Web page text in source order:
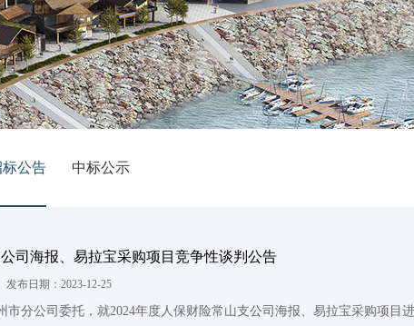
标公告 中标公示
司海报、易拉宝采购项目竞争性谈判公告
发布日期：2023-12-25
分公司委托，就2024年度人保财险常山支公司海报、易拉宝采购项目